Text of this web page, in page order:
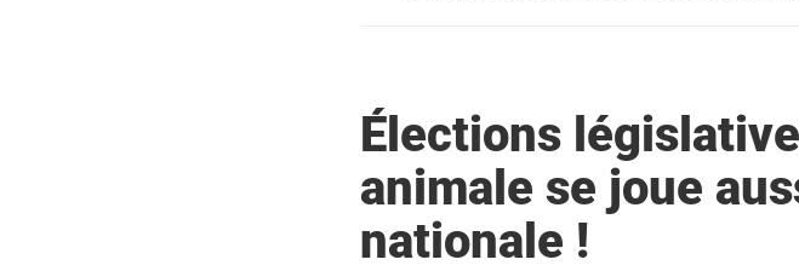
Élections
animale se joue
nationale !